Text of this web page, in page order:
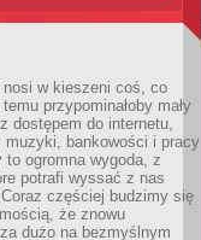
nosi w kieszeni coś, co
przypominałoby mały
dostępem do internetu,
muzyki, bankowości i pracy
ogromna wygoda, z
potrafi wyssać z nas
częściej budzimy się
że znowu
dużo na bezmyślnym